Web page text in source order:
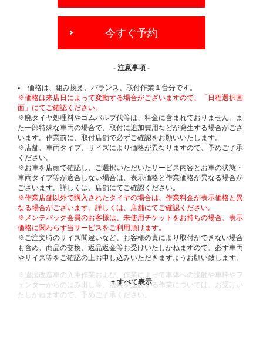
OPTIONS
今すぐ予約
- 注意事項 -
価格は、組み換え、バランス、取付作業１台分です。
※価格は来店日によって変動する場合がございますので、「日程選択画
面」にてご確認ください。
※廃タイヤ処理料やゴムバルブ代等は、料金に含まれておりません。ま
た一部特殊な車両の場合で、取付に追加費用などが発生する場合がござ
います。作業前に、取付店舗で必ずご確認をお願いいたします。
※店舗、車両タイプ、サイズにより価格が異なりますので、予めご了承
ください。
※お車を店頭で確認し、ご選択いただいたサービス内容とお車の状態・
車両タイプ等が適合しない場合は、表示価格と作業価格が異なる場合が
ございます。詳しくは、店舗にてご確認ください。
※作業店舗以外で購入されたタイヤの場合は、作業料金が表示価格と異
なる場合がございます。詳しくは、店舗にてご確認ください。
※メンテパック会員のお客様は、未使用チケットをお持ちの場合、表示
価格に関わらず当サービスをご利用頂けます。
※ご注文時のサイズ間違いなど、お客様の責により取付ができない場合
も含め、商品の交換、返品返金等お受けいたしかねますので、必ず車両
やサイズ等をご確認の上お申し込みいただきますようお願い致します。
※違法改造車の入庫作業および、作業によって車体への接触や車枠やフ
ェンダーからのはみ出し等、法規を逸脱する作業については、お受けい
たしかねますので、予めご了承ください。